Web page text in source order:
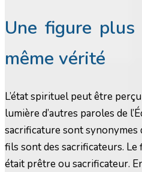
Une figure
même vérité
L’état spirituel peut être
lumière d’autres paroles de
sacrificature sont synonymes
fils sont des sacrificateurs. Le
était prêtre ou sacrificateur.